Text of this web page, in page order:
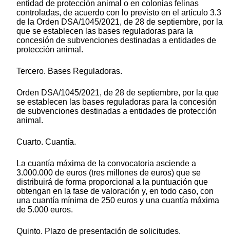
entidad de protección animal o en colonias felinas
controladas, de acuerdo con lo previsto en el artículo 3.3
de la Orden DSA/1045/2021, de 28 de septiembre, por la
que se establecen las bases reguladoras para la
concesión de subvenciones destinadas a entidades de
protección animal.
Tercero. Bases Reguladoras.
Orden DSA/1045/2021, de 28 de septiembre, por la que
se establecen las bases reguladoras para la concesión
de subvenciones destinadas a entidades de protección
animal.
Cuarto. Cuantía.
La cuantía máxima de la convocatoria asciende a
3.000.000 de euros (tres millones de euros) que se
distribuirá de forma proporcional a la puntuación que
obtengan en la fase de valoración y, en todo caso, con
una cuantía mínima de 250 euros y una cuantía máxima
de 5.000 euros.
Quinto. Plazo de presentación de solicitudes.